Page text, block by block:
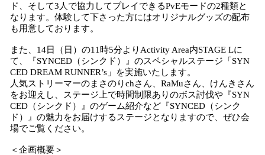
ド、そして3人で協力してプレイできるPvEモードの2種類と
なります。体験して下さった方にはオリジナルグッズの配布
も用意しております。
また、14日（日）の11時5分よりActivity Area内STAGE Lに
て、『SYNCED（シンクド）』のスペシャルステージ「SYN
CED DREAM RUNNER’s」を実施いたします。
人気ストリーマーのまさのりchさん、RaMuさん、けんきさん
をお迎えし、ステージ上で時間制限ありのボス討伐や『SYN
CED（シンクド）』のゲーム紹介など『SYNCED（シンク
ド）』の魅力をお届けするステージとなりますので、ぜひ会
場でご覧ください。
＜企画概要＞